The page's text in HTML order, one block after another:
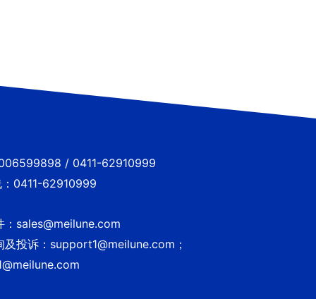
/ 0411-62910999
：0411-62910999
：sales@meilune.com
及投诉：support1@meilune.com；